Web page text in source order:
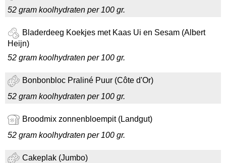
52 gram koolhydraten per 100 gr.
Bladerdeeg Koekjes met Kaas Ui en Sesam (Albert
Heijn)
52 gram koolhydraten per 100 gr.
Bonbonbloc Praliné Puur (Côte d'Or)
52 gram koolhydraten per 100 gr.
Broodmix zonnenbloempit (Landgut)
52 gram koolhydraten per 100 gr.
Cakeplak (Jumbo)